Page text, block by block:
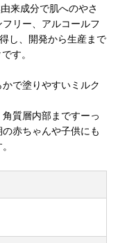
来成分で肌へのやさ
リー、アルコールフ
し、開発から生産まで
す。
で塗りやすいミルク
質層内部まですーっ
赤ちゃんや子供にも